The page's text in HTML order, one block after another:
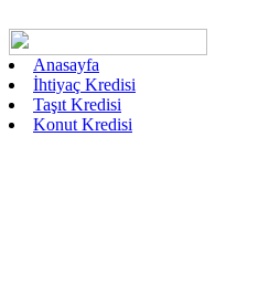
Anasayfa
İhtiyaç Kredisi
Taşıt Kredisi
Konut Kredisi